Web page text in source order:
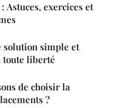
Astuces, exercices et
solution simple et
toute liberté
de choisir la
?